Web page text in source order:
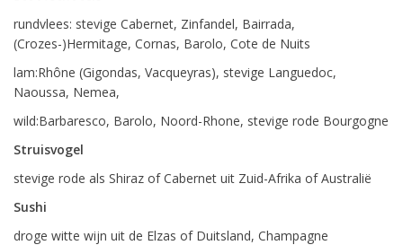
rundvlees: stevige Cabernet, Zinfandel, Bairrada,
(Crozes-)Hermitage, Cornas, Barolo, Cote de Nuits
lam:Rhône (Gigondas, Vacqueyras), stevige Languedoc,
Naoussa, Nemea,
wild:Barbaresco, Barolo, Noord-Rhone, stevige rode Bourgogne
Struisvogel
stevige rode als Shiraz of Cabernet uit Zuid-Afrika of Australië
Sushi
droge witte wijn uit de Elzas of Duitsland, Champagne